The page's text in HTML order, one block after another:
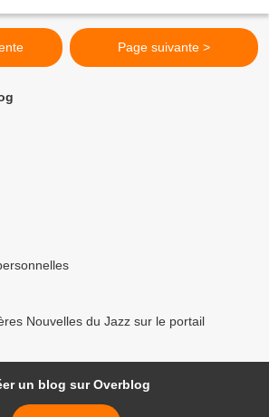
Page suivante >
Nouvelles du Jazz sur le portail
un blog sur Overblog